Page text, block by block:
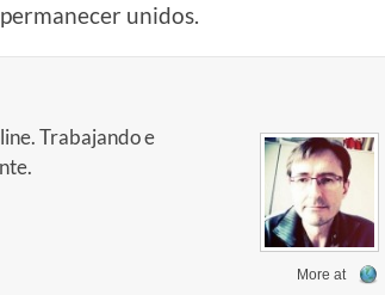
unidos.
Trabajando e
More at